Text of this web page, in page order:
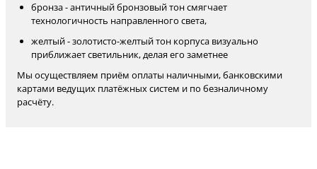
бронза - античный бронзовый тон смягчает
технологичность направленного света,
желтый - золотисто-желтый тон корпуса визуально
приближает светильник, делая его заметнее
Мы осуществляем приём оплаты наличными, банковскими
картами ведущих платёжных систем и по безналичному
расчёту.